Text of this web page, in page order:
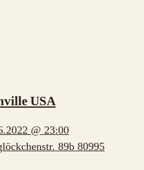
USA
@ 23:00
89b 80995